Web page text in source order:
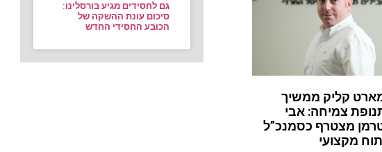
קליק ממשיך
צמיחה: אבי
מצטרף כסמנכ”ל
מקצועי
גם לחסידים מגיע בורסלינו:
סיכום עונת ההשקה של
הכובע החסידי החדש